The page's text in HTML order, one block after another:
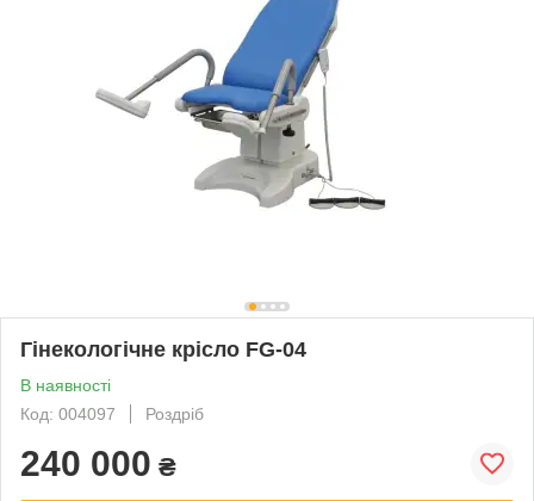
Гінекологічне крісло FG-04
В наявності
Код: 004097
Роздріб
240 000 ₴